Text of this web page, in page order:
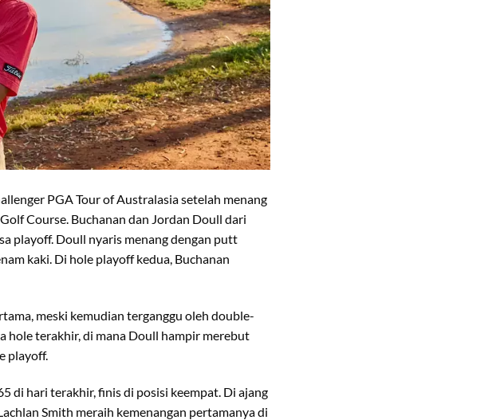
PGA Tour of Australasia setelah menang
Course. Buchanan dan Jordan Doull dari
playoff. Doull nyaris menang dengan putt
kaki. Di hole playoff kedua, Buchanan
meski kemudian terganggu oleh double-
hole terakhir, di mana Doull hampir merebut
playoff.
di hari terakhir, finis di posisi keempat. Di ajang
Smith meraih kemenangan pertamanya di